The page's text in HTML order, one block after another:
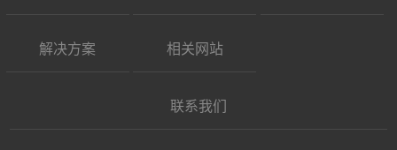
解决方案 相关网站
联系我们